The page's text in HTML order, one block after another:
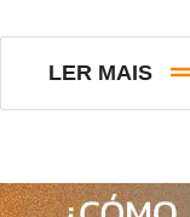
LER MAIS